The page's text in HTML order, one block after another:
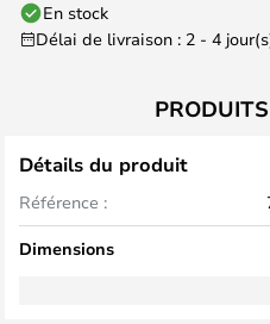
En stock
Délai de livraison : 2 - 4
Détails du produit
Référence :
Dimensions